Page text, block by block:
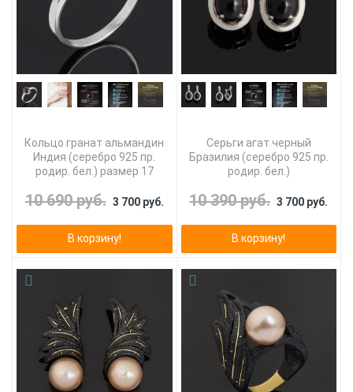
Кольцо гранат альмандин
Индия (серебро 925 пр.
родир. бел.) размер 17
10 690 руб. 3 700 руб.
В корзину!
Серьги агат черный
Бразилия (серебро 925 пр.
родир. бел.)
10 390 руб. 3 700 руб.
В корзину!